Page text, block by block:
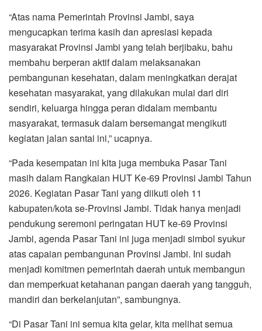
“Atas nama Pemerintah Provinsi Jambi, saya
mengucapkan terima kasih dan apresiasi kepada
masyarakat Provinsi Jambi yang telah berjibaku, bahu
membahu berperan aktif dalam melaksanakan
pembangunan kesehatan, dalam meningkatkan derajat
kesehatan masyarakat, yang dilakukan mulai dari diri
sendiri, keluarga hingga peran didalam membantu
masyarakat, termasuk dalam bersemangat mengikuti
kegiatan jalan santai ini,” ucapnya.
“Pada kesempatan ini kita juga membuka Pasar Tani
masih dalam Rangkaian HUT Ke-69 Provinsi Jambi Tahun
2026. Kegiatan Pasar Tani yang diikuti oleh 11
kabupaten/kota se-Provinsi Jambi. Tidak hanya menjadi
pendukung seremoni peringatan HUT ke-69 Provinsi
Jambi, agenda Pasar Tani ini juga menjadi simbol syukur
atas capaian pembangunan Provinsi Jambi. Ini sudah
menjadi komitmen pemerintah daerah untuk membangun
dan memperkuat ketahanan pangan daerah yang tangguh,
mandiri dan berkelanjutan”, sambungnya.
“Di Pasar Tani ini semua kita gelar, kita melihat semua